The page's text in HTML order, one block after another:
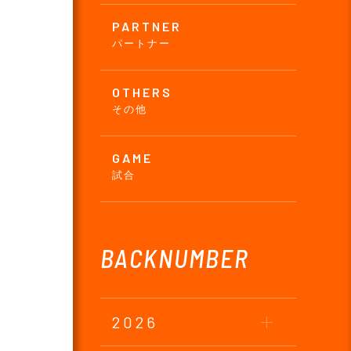
PARTNER
パートナー
OTHERS
その他
GAME
試合
BACKNUMBER
2026